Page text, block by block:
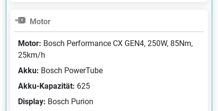
Motor
Motor: Bosch Performance CX GEN4, 250W, 85Nm,
25km/h
Akku: Bosch PowerTube
Akku-Kapazität: 625
Display: Bosch Purion